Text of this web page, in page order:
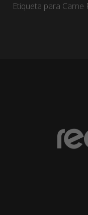
Etiqueta para Carne